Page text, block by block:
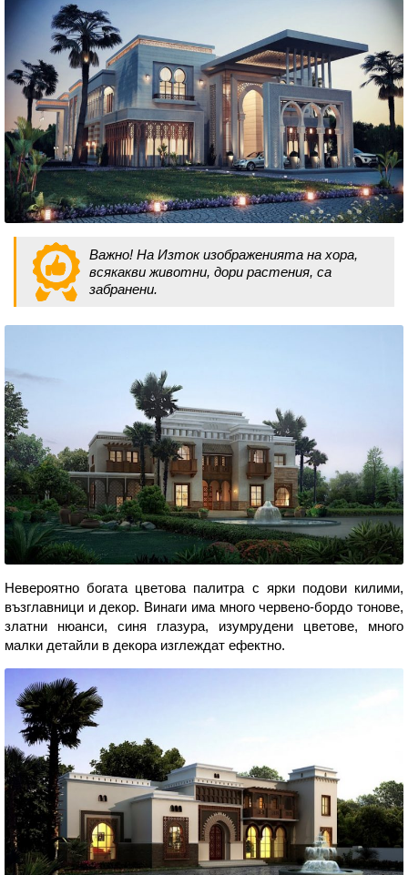
Важно! На Изток изображенията на хора,
всякакви животни, дори растения, са
забранени.
Невероятно богата цветова палитра с ярки подови килими,
възглавници и декор. Винаги има много червено-бордо тонове,
златни нюанси, синя глазура, изумрудени цветове, много
малки детайли в декора изглеждат ефектно.